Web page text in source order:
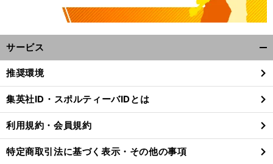
サービス
閉
る
推奨環境
集英社ID・スポルティーバIDとは
利用規約・会員規約
特定商取引法に基づく表示・その他の事項